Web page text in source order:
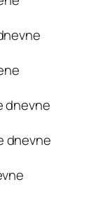
dnevne
dnevne